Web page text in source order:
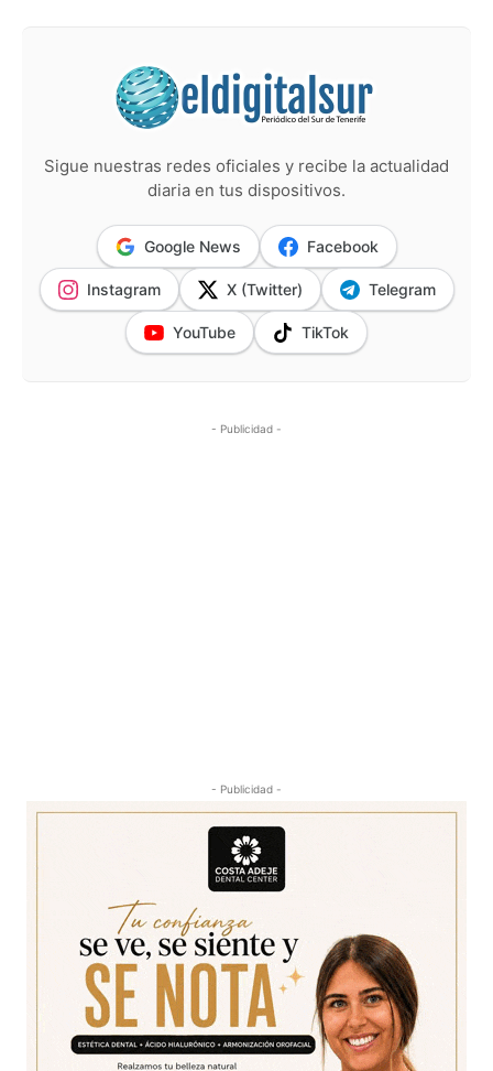
Sigue nuestras redes oficiales y recibe la actualidad
diaria en tus dispositivos.
Google News Facebook
Instagram X (Twitter) Telegram
YouTube TikTok
- Publicidad -
- Publicidad -